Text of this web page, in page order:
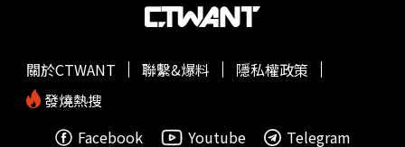
關於CTWANT 聯繫&爆料
隱私權政策
發燒熱搜
Facebook
Youtube Telegram